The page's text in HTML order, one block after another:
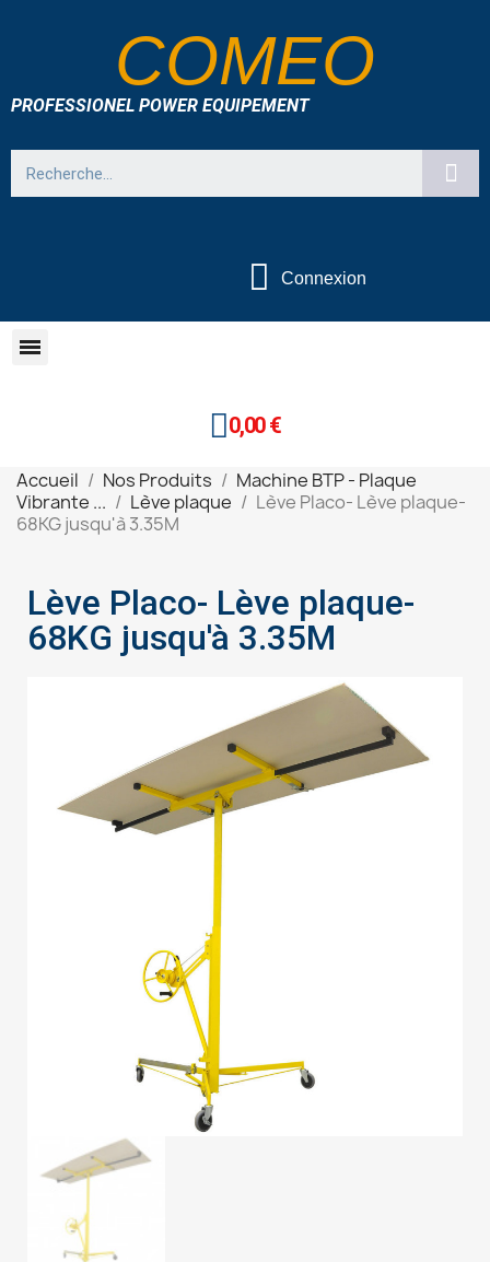
COMEO
PROFESSIONEL POWER EQUIPEMENT
Connexion
0,00 €
Accueil Nos Produits
Machine BTP - Plaque
Vibrante ...
Lève plaque
Lève Placo- Lève plaque-
68KG jusqu'à 3.35M
Lève Placo- Lève plaque-
68KG jusqu'à 3.35M